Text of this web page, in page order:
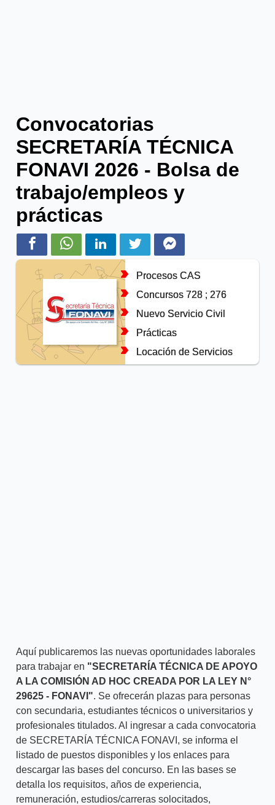
Convocatorias
SECRETARÍA TÉCNICA
FONAVI 2026 - Bolsa de
trabajo/empleos y
prácticas
Procesos CAS
Concursos 728 ; 276
Nuevo Servicio Civil
Prácticas
Locación de Servicios
Aquí publicaremos las nuevas oportunidades laborales
para trabajar en "SECRETARÍA TÉCNICA DE APOYO
A LA COMISIÓN AD HOC CREADA POR LA LEY N°
29625 - FONAVI". Se ofrecerán plazas para personas
con secundaria, estudiantes técnicos o universitarios y
profesionales titulados. Al ingresar a cada convocatoria
de SECRETARÍA TÉCNICA FONAVI, se informa el
listado de puestos disponibles y los enlaces para
descargar las bases del concurso. En las bases se
detalla los requisitos, años de experiencia,
remuneración, estudios/carreras solocitados,